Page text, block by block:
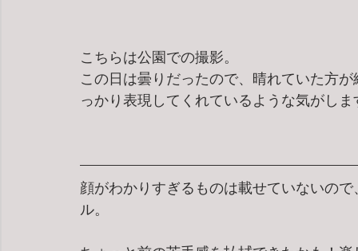
こちらは公園での撮影。
この日は曇りだったので、晴れていた方
っかり表現してくれているような気がしま
顔がわかりすぎるものは載せていないの
ル。